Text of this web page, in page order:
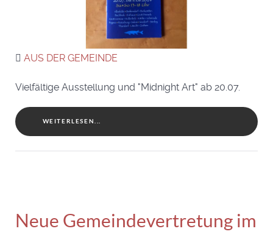
AUS DER GEMEINDE
Vielfältige Ausstellung und "Midnight Art" ab 20.07.
WEITERLESEN...
Neue Gemeindevertretung im